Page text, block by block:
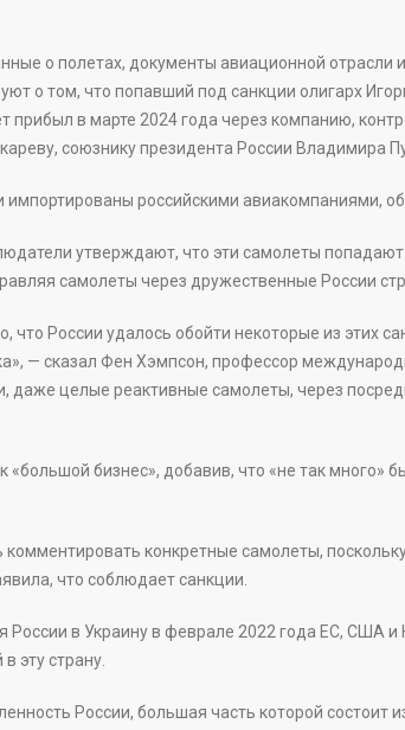
о полетах, документы авиационной
о том, что попавший под санкции олигарх
прибыл в марте 2024 года через компанию,
союзнику президента России Владимира
импортированы российскими авиакомпаниями,
утверждают, что эти самолеты
самолеты через дружественные России
что России удалось обойти некоторые из этих
— сказал Фен Хэмпсон, профессор
даже целые реактивные самолеты, через
«большой бизнес», добавив, что «не так
комментировать конкретные самолеты,
что соблюдает санкции.
России в Украину в феврале 2022 года ЕС, США
эту страну.
России, большая часть которой состоит